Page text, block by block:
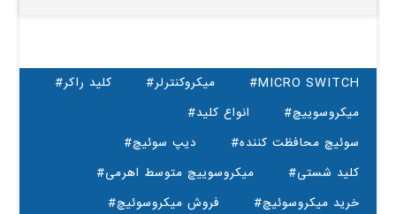
#MICRO SWITCH #میکروکنترلر
#کلید راکر
#میکروسوییچ
#انواع کلید
#سوئیچ محافظت کننده
#دیپ سوئیچ
#کلید شستی
#میکروسوییچ متوسط اهرمی
#خرید میکروسوئیچ
#فروش میکروسوئیچ